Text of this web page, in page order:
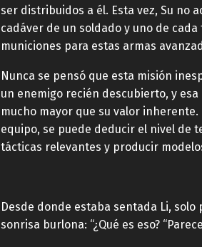
ser distribuidos a él. Esta vez, Su no
cadáver de un soldado y uno de
municiones para estas armas
Nunca se pensó que esta misión
un enemigo recién descubierto, y
mucho mayor que su valor
equipo, se puede deducir el nivel de
tácticas relevantes y producir
Desde donde estaba sentada Li,
sonrisa burlona: “¿Qué es eso?